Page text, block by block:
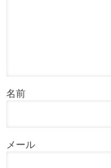
名前
メール